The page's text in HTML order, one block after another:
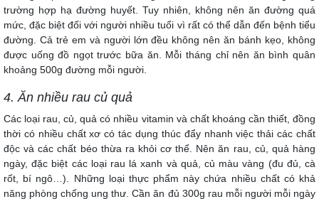
trường hợp hạ đường huyết. Tuy nhiên, không nên ăn đường quá
mức, đặc biệt đối với người nhiều tuổi vì rất có thể dẫn đến bệnh tiểu
đường. Cả trẻ em và người lớn đều không nên ăn bánh kẹo, không
được uống đồ ngọt trước bữa ăn. Mỗi tháng chỉ nên ăn bình quân
khoảng 500g đường mỗi người.
4. Ăn nhiều rau củ quả
Các loại rau, củ, quả có nhiều vitamin và chất khoáng cần thiết, đồng
thời có nhiều chất xơ có tác dụng thúc đẩy nhanh việc thải các chất
độc và các chất béo thừa ra khỏi cơ thể. Nên ăn rau, củ, quả hàng
ngày, đặc biệt các loại rau lá xanh và quả, củ màu vàng (đu đủ, cà
rốt, bí ngô…). Những loại thực phẩm này chứa nhiều chất có khả
năng phòng chống ung thư. Cần ăn đủ 300g rau mỗi người mỗi ngày